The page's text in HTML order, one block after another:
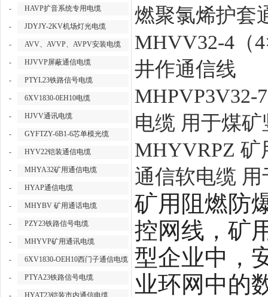
- HAVP扩音系统专用电缆
- JDYJY-2KV机场灯光电缆
- AVV、AVVP、AVPV安装电缆
- HJVVP屏蔽通信电缆
- PTYL23铁路信号电缆
- 6XV1830-0EH10电缆
- HJVV通讯电缆
- GYFTZY-6B1-6芯单模光缆
- HYV22铠装通信电缆
- MHYA32矿用通信电缆
- HYAP通信电缆
- MHYBV 矿用通话电缆
- PZY23铁路信号电缆
- MHYVP矿用通讯电缆
- 6XV1830-OEH10西门子通信电缆
- PTYA23铁路信号电缆
- HYAT23铠装市内通信电缆
燃聚氯烯护套
MHVV32-4（
井作通信线
MHPVP3V32-
电缆 用于煤
MHYVRPZ 矿
通信软电缆
矿用阻燃防
控网线，矿
型企业中，
业环网中的